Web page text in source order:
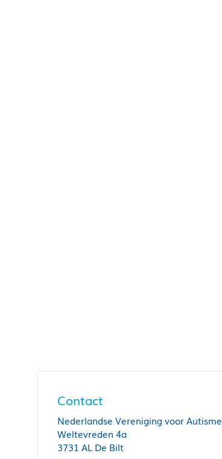
Contact
Nederlandse Vereniging voor Autisme
Weltevreden 4a
3731 AL De Bilt